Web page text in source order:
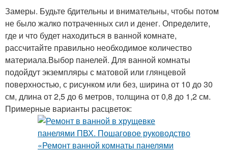
Замеры. Будьте бдительны и внимательны, чтобы потом
не было жалко потраченных сил и денег. Определите,
где и что будет находиться в ванной комнате,
рассчитайте правильно необходимое количество
материала.Выбор панелей. Для ванной комнаты
подойдут экземпляры с матовой или глянцевой
поверхностью, с рисунком или без, ширина от 10 до 30
см, длина от 2,5 до 6 метров, толщина от 0,8 до 1,2 см.
Примерные варианты расцветок: